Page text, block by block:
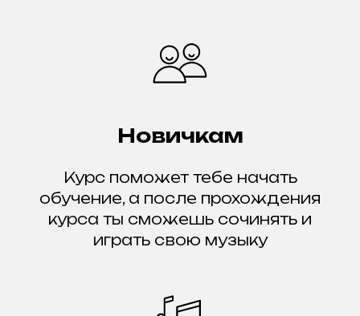
Новичкам
Курс поможет тебе начать
обучение, а после прохождения
курса ты сможешь сочинять и
играть свою музыку